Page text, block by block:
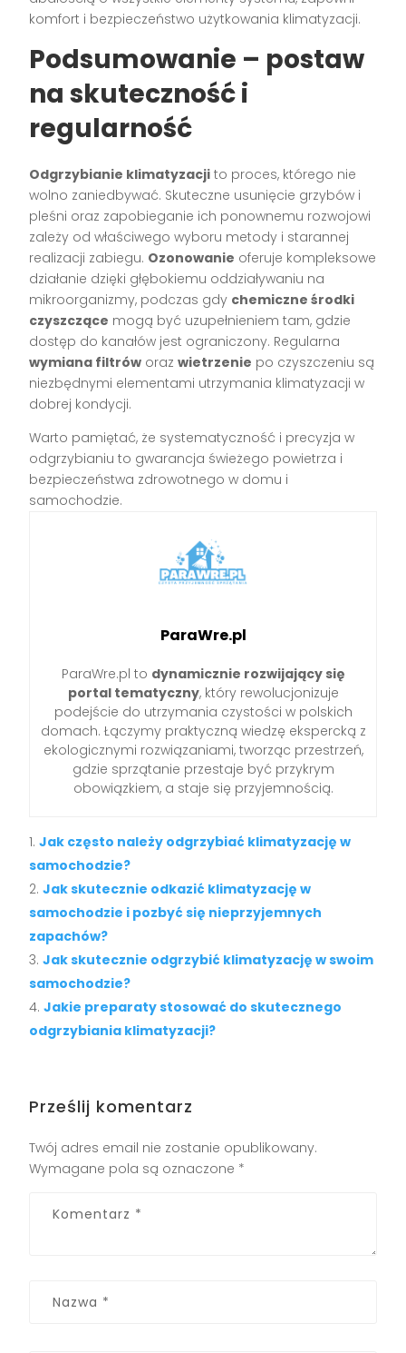
komfort i bezpieczeństwo użytkowania klimatyzacji.
Podsumowanie – postaw
na skuteczność i
regularność
Odgrzybianie klimatyzacji to proces, którego nie
wolno zaniedbywać. Skuteczne usunięcie grzybów i
pleśni oraz zapobieganie ich ponownemu rozwojowi
zależy od właściwego wyboru metody i starannej
realizacji zabiegu. Ozonowanie oferuje kompleksowe
działanie dzięki głębokiemu oddziaływaniu na
mikroorganizmy, podczas gdy chemiczne środki
czyszczące mogą być uzupełnieniem tam, gdzie
dostęp do kanałów jest ograniczony. Regularna
wymiana filtrów orazwietrzenie po czyszczeniu są
niezbędnymi elementami utrzymania klimatyzacji w
dobrej kondycji.
Warto pamiętać, że systematyczność i precyzja w
odgrzybianiu to gwarancja świeżego powietrza i
bezpieczeństwa zdrowotnego w domu i
samochodzie.
ParaWre.pl
ParaWre.pl to dynamicznie rozwijający się
portal tematyczny, który rewolucjonizuje
podejście do utrzymania czystości w polskich
domach. Łączymy praktyczną wiedzę ekspercką z
ekologicznymi rozwiązaniami, tworząc przestrzeń,
gdzie sprzątanie przestaje być przykrym
obowiązkiem, a staje się przyjemnością.
Jak często należy odgrzybiać klimatyzację w
samochodzie?
Jak skutecznie odkazić klimatyzację w
samochodzie i pozbyć się nieprzyjemnych
zapachów?
Jak skutecznie odgrzybić klimatyzację w swoim
samochodzie?
Jakie preparaty stosować do skutecznego
odgrzybiania klimatyzacji?
Prześlij komentarz
Twój adres email nie zostanie opublikowany.
Wymagane pola są oznaczone *